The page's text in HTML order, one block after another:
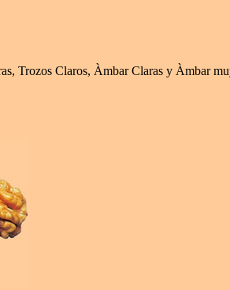
Trozos Claros, Àmbar Claras y Àmbar